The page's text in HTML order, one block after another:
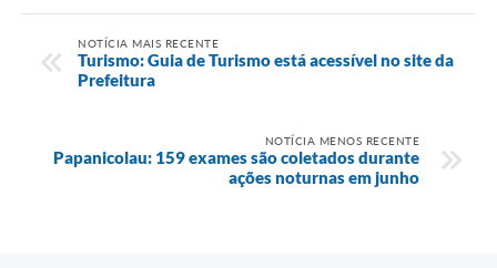
NOTÍCIA MAIS RECENTE
Turismo: Guia de Turismo está acessível no site da
Prefeitura
NOTÍCIA MENOS RECENTE
Papanicolau: 159 exames são coletados durante
ações noturnas em junho